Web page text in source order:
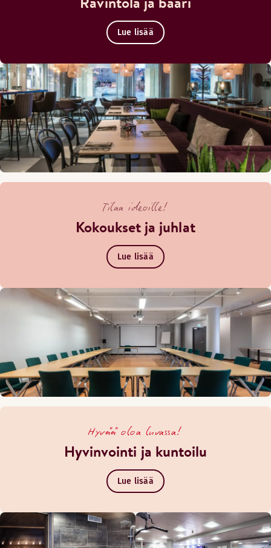
Lue lisää
Tilaa ideoille!
Kokoukset ja juhlat
Lue lisää
Hyvää oloa luvassa!
Hyvinvointi ja kuntoilu
Lue lisää